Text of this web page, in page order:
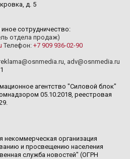
д. 5
сотрудничество:
отдела продаж)
Телефон: +7 909 936-02-90
, adv@osnmedia.ru
агентство "Силовой блок"
05.10.2018, реестровая
некоммерческая организация
и просвещению населения
служба новостей" (ОГРН